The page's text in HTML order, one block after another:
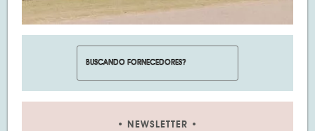
NEWSLETTER